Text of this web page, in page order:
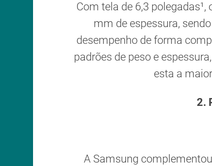
Com tela de 6,3
mm de espessura,
desempenho de forma
padrões de peso e
esta a
2.
A Samsung